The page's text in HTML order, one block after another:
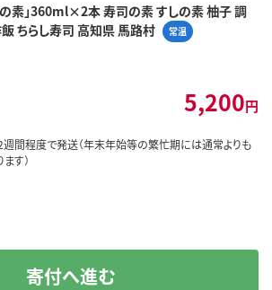
素」360ml×2本 寿司の素 すしの素 柚子 調
ちらし寿司 高知県 馬路村
常温
5,200円
間程度で発送（年末年始等の繁忙期には通常よりも
す）
寄付へ進む